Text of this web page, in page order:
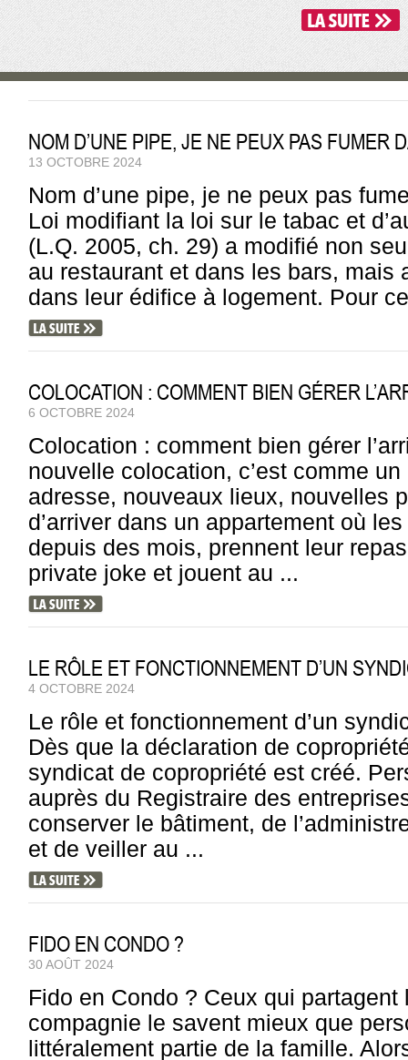
NOM D’UNE PIPE, JE NE PEUX PAS FUMER
13 OCTOBRE 2024
Nom d’une pipe, je ne peux pas
Loi modifiant la loi sur le tabac et
(L.Q. 2005, ch. 29) a modifié non
au restaurant et dans les bars, mais
dans leur édifice à logement. Pour
COLOCATION : COMMENT BIEN GÉRER
6 OCTOBRE 2024
Colocation : comment bien gérer
nouvelle colocation, c’est comme
adresse, nouveaux lieux, nouvelles
d’arriver dans un appartement où
depuis des mois, prennent leur
private joke et jouent au ...
LE RÔLE ET FONCTIONNEMENT D’UN
4 OCTOBRE 2024
Le rôle et fonctionnement d’un
Dès que la déclaration de
syndicat de copropriété est créé.
auprès du Registraire des
conserver le bâtiment, de
et de veiller au ...
FIDO EN CONDO ?
30 AOÛT 2024
Fido en Condo ? Ceux qui
compagnie le savent mieux que
littéralement partie de la famille.